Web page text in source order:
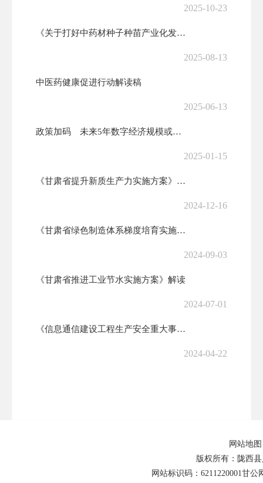
2025-10-23
《关于打好中药材种子种苗产业化发展攻坚战的若干意见》政策解读
2025-08-13
中医药健康促进行动解读稿
2025-06-13
政策加码 未来5年数字经济规模或达80万亿元
2025-01-15
《甘肃省提升新质生产力实施方案》政策解读
2024-12-16
《甘肃省绿色制造体系梯度培育实施细则》解读
2024-09-03
《甘肃省推进工业节水实施方案》解读
2024-07-01
《信息通信建设工程生产安全重大事故隐患判定标准》解读
2024-04-22
2023-08-15
力争规上工业产值突破112亿元！甘肃陇西挺起工业发展“脊梁”
网站地图
版权所有：陇西
网站标识码：6211220001甘公